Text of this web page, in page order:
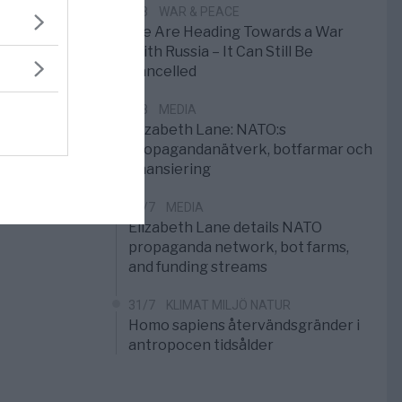
1/8 WAR & PEACE
We Are Heading Towards a War
With Russia – It Can Still Be
Cancelled
1/8 MEDIA
Elizabeth Lane: NATO:s
propagandanätverk, botfarmar och
finansiering
31/7 MEDIA
Elizabeth Lane details NATO
propaganda network, bot farms,
and funding streams
31/7 KLIMAT MILJÖ NATUR
Homo sapiens återvändsgränder i
antropocen tidsålder